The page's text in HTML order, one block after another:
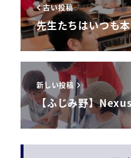
古い投稿
先生たちはいつも
新しい投稿
【ふじみ野】